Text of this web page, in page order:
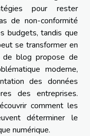
pour rester
de non-conformité
budgets, tandis que
se transformer en
de blog propose de
moderne,
des données
des entreprises.
comment les
déterminer le
numérique.